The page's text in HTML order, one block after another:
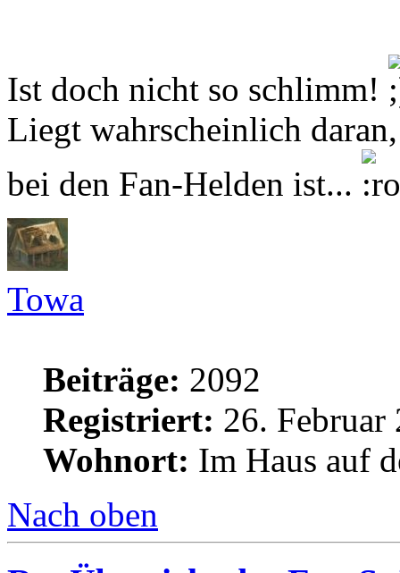
Ist doch nicht so schlimm!
Liegt wahrscheinlich
bei den Fan-Helden ist...
Towa
Beiträge: 2092
Registriert: 26. Februar
Wohnort: Im Haus auf
Nach oben